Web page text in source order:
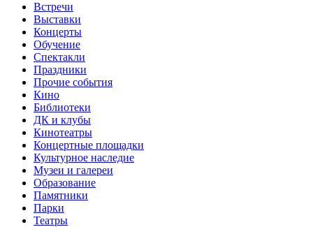
Встречи
Выставки
Концерты
Обучение
Спектакли
Праздники
Прочие события
Кино
Библиотеки
ДК и клубы
Кинотеатры
Концертные площадки
Культурное наследие
Музеи и галереи
Образование
Памятники
Парки
Театры